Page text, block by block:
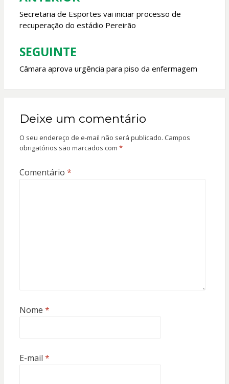
de
Post
Secretaria de Esportes vai iniciar processo de
recuperação do estádio Pereirão
SEGUINTE
Câmara aprova urgência para piso da enfermagem
Deixe um comentário
O seu endereço de e-mail não será publicado. Campos
obrigatórios são marcados com *
Comentário *
Nome *
E-mail *